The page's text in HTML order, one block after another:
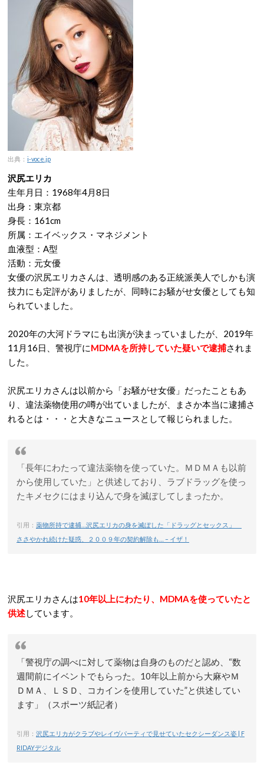
出典： i-voce.jp
沢尻エリカ
生年月日：1968年4月8日
出身：東京都
身長：161cm
所属：エイベックス・マネジメント
血液型：A型
活動：元女優
女優の沢尻エリカさんは、透明感のある正統派美人でしかも演
技力にも定評がありましたが、同時にお騒がせ女優としても知
られていました。
2020年の大河ドラマにも出演が決まっていましたが、2019年
11月16日、警視庁にMDMAを所持していた疑いで逮捕されま
した。
沢尻エリカさんは以前から「お騒がせ女優」だったこともあ
り、違法薬物使用の噂が出ていましたが、まさか本当に逮捕さ
れるとは・・・と大きなニュースとして報じられました。
「長年にわたって違法薬物を使っていた。ＭＤＭＡも以前
から使用していた」と供述しており、ラブドラッグを使っ
たキメセクにはまり込んで身を滅ぼしてしまったか。
引用： 薬物所持で逮捕…沢尻エリカの身を滅ぼした「ドラッグとセックス」
ささやかれ続けた疑惑、２００９年の契約解除も… – イザ！
沢尻エリカさんは10年以上にわたり、MDMAを使っていたと
供述しています。
「警視庁の調べに対して薬物は自身のものだと認め、“数
週間前にイベントでもらった。10年以上前から大麻やＭ
ＤＭＡ、ＬＳＤ、コカインを使用していた”と供述してい
ます」（スポーツ紙記者）
引用： 沢尻エリカがクラブやレイヴパーティで見せていたセクシーダンス姿 | F
RIDAYデジタル